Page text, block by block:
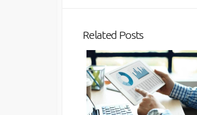
Related Posts